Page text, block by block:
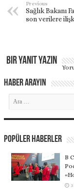
Previous
Sağlık Bakanı
son verilere
Bir yanıt yazın
Haber Arayın
Popüler Haberler
В